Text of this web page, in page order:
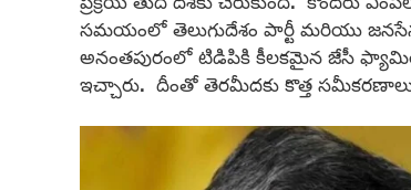
సమయంలో తెలుగుదేశం పార్టీ మరియు
అనంతపురంలో టిడిపికి కీలకమైన జేసీ
ఇచ్చారు. దీంతో తెరమీదకు కొత్త